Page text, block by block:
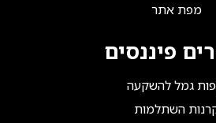
מפת אתר
פיננסים
גמל להשקעה
השתלמות